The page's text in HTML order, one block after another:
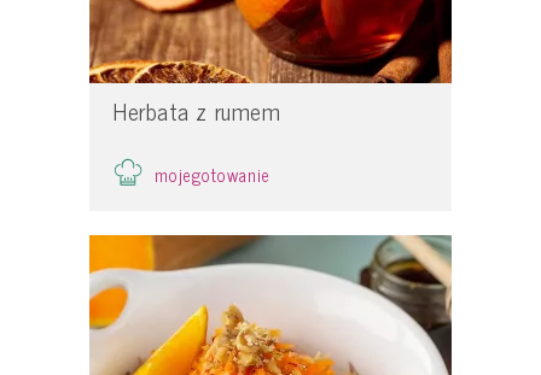
Herbata z rumem
mojegotowanie